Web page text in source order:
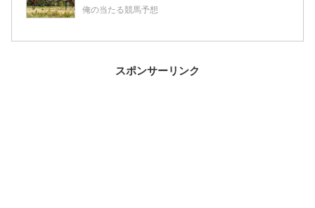
情報
俺の当たる競馬予想
スポンサーリンク